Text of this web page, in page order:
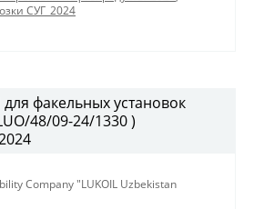
СУГ_2024
факельных установок
48/09-24/1330 )
Company "LUKOIL Uzbekistan